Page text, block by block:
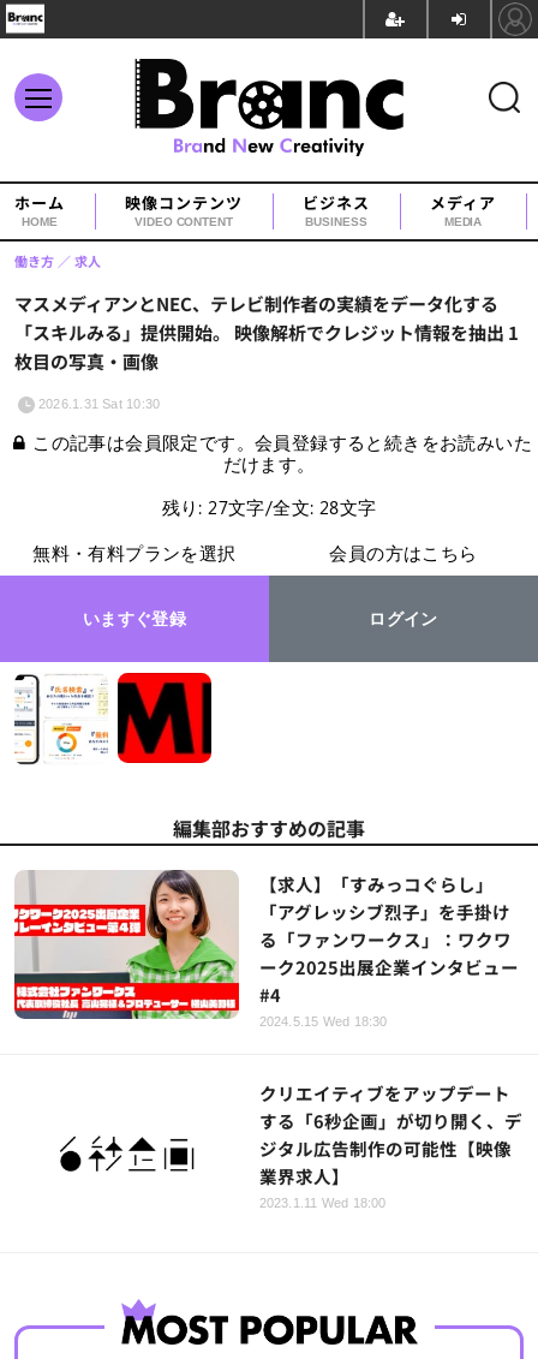
ホーム
HOME
映像コンテンツ
VIDEO CONTENT
ビジネス
BUSINESS
メディア
MEDIA
マスメディアンとNEC、テレビ制作者の実績をデータ化する
「スキルみる」提供開始。 映像解析でクレジット情報を抽出 1
枚目の写真・画像
働き方 求人
2026.1.31 Sat 10:30
この記事は会員限定です。会員登録すると続きをお読みいた
だけます。
残り: 27文字/全文: 28文字
無料・有料プランを選択
いますぐ登録
会員の方はこちら
ログイン
編集部おすすめの記事
【求人】「すみっコぐらし」
「アグレッシブ烈子」を手掛け
る「ファンワークス」：ワクワ
ーク2025出展企業インタビュー
#4
2024.5.15 Wed 18:30
クリエイティブをアップデート
する「6秒企画」が切り開く、デ
ジタル広告制作の可能性【映像
業界求人】
2023.1.11 Wed 18:00